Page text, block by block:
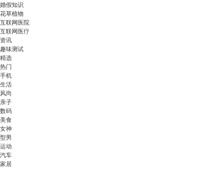
婚假知识
花草植物
互联网医院
互联网医疗
资讯
趣味测试
精选
热门
手机
生活
风尚
亲子
数码
美食
女神
型男
运动
汽车
家居